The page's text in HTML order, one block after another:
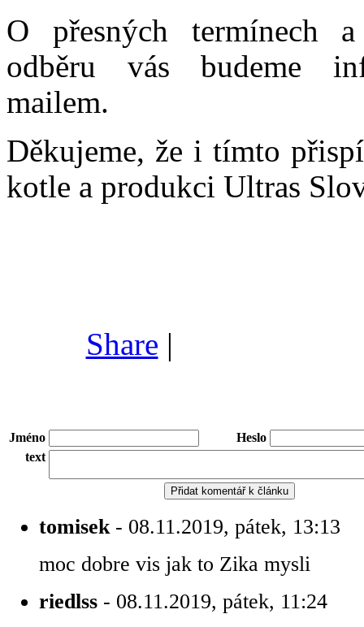
O přesných termínech a
odběru vás budeme
mailem.
Děkujeme, že i tímto
kotle a produkci Ultras
Share |
Jméno
Heslo
text
tomisek- 08.11.2019, pátek, 13:13
moc dobre vis jak to Zika mysli
riedlss - 08.11.2019, pátek, 11:24